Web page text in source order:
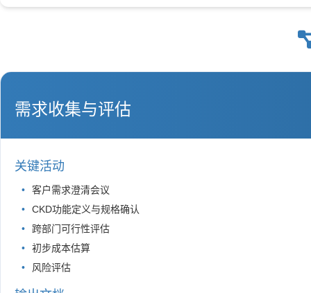
需求收集与评估
关键活动
客户需求澄清会议
CKD功能定义与规格确认
跨部门可行性评估
初步成本估算
风险评估